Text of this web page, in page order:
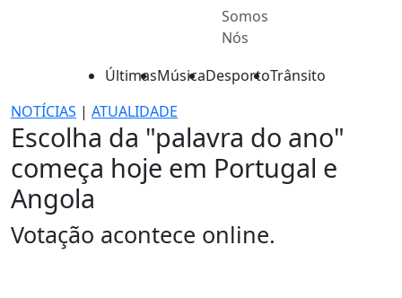
Somos
Nós
ÚltimasMúsicaDesportoTrânsito
NOTÍCIAS | ATUALIDADE
Escolha da "palavra do ano"
começa hoje em Portugal e
Angola
Votação acontece online.